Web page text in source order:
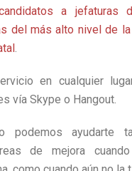
a jefaturas
del más alto nivel de
.
en cualquier
vía Skype o Hangout.
podemos ayudarte
de mejora